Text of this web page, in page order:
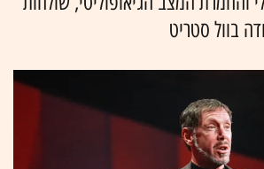
בוול סטריט